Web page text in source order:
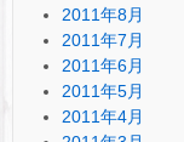
2011年8月
2011年7月
2011年6月
2011年5月
2011年4月